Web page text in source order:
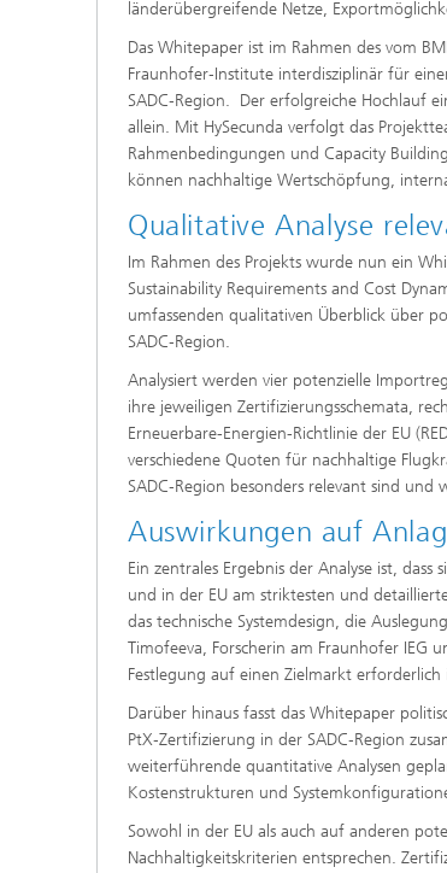
länderübergreifende Netze,
Das Whitepaper ist im Rahmen des vom
Fraunhofer‑Institute interdisziplinär für
SADC‑Region. Der erfolgreiche Hochlauf
allein. Mit HySecunda verfolgt das
Rahmenbedingungen und Capacity
können nachhaltige Wertschöpfung,
Qualitative Analyse
Im Rahmen des Projekts wurde nun ein
Sustainability Requirements and Cost
umfassenden qualitativen Überblick über
SADC‑Region.
Analysiert werden vier potenzielle
ihre jeweiligen Zertifizierungsschemata,
Erneuerbare-Energien-Richtlinie der EU
verschiedene Quoten für nachhaltige
SADC‑Region besonders relevant sind
Auswirkungen auf
Ein zentrales Ergebnis der Analyse ist,
und in der EU am striktesten und
das technische Systemdesign, die
Timofeeva, Forscherin am Fraunhofer IEG
Festlegung auf einen Zielmarkt
Darüber hinaus fasst das Whitepaper
PtX‑Zertifizierung in der SADC‑Region
weiterführende quantitative Analysen
Kostenstrukturen und
Sowohl in der EU als auch auf anderen
Nachhaltigkeitskriterien entsprechen.